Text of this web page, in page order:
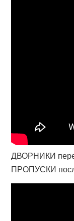
ДВОРНИКИ
ПРОПУСКИ